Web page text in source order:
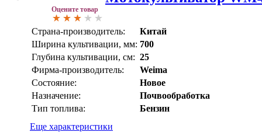
Оцените товар
Страна-производитель:
Китай
Ширина культивации, мм: 700
Глубина культивации, см: 25
Фирма-производитель:
Weima
Состояние:
Новое
Назначение:
Почвообработка
Тип топлива:
Бензин
Еще характеристики